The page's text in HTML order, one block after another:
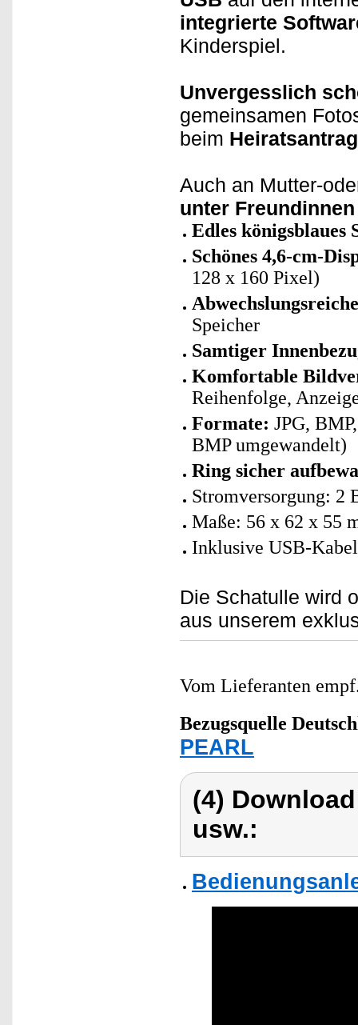
integrierte
Kinderspiel.
Unvergesslich
gemeinsamen
beim
Auch an Mutter-
unter Freundinnen
Edles
Schönes 4,6-cm-
128 x 160 Pixel)
Speicher
Samtiger
Komfortable
Reihenfolge,
Formate: JPG,
BMP umgewandelt)
Ring sicher
Stromversorgung: 2
Maße: 56 x 62 x 55
Inklusive USB-
Die Schatulle wird
aus unserem
Vom Lieferanten
Bezugsquelle
PEARL
(4)
usw.: